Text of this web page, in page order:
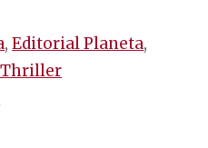
,Editorial Planeta,
Thriller